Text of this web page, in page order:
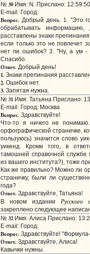
№ 30Имя: N. Прислано:
E-mail: Город:
Вопрос.Добрый день. 1. "Это
обрабатывать
расставлены знаки
если только это не повлечет
нет ли ошибок? 3. "Ну, а ум -
Спасибо.
Ответ.Добрый день!
1.Знаки препинания
2.Ошибок нет.
3.Запятая нужна.
№ 31Имя: Татьяна Прислано:
E-mail: Город: Москва
Вопрос.Здравствуйте!
Что-то я ничего не
орфографической страничке,
пользуюсь) значится слово
уикенд. Кроме того, в
тамошней справочной службе
из вашего института?), тоже
Как же правильно? Можно ли
страничку, были ли
года?
Ответ.Здравствуйте, Татьяна!
В новом издании Русского
закреплено следующее
№ 32Имя: Алиса Прислано:
E-mail: Город:
Вопрос.Здравствуйте!
Ответ.Здравствуйте, Алиса!
Кавычки нужны.